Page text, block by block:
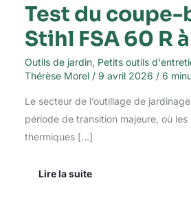
Test du
Stihl FSA 60 R
Outils de jardin, Petits outils
Thérèse Morel / 9 avril 2026 / 6
Le secteur de l’outillage de
période de transition majeure, où les
thermiques […]
Lire la suite